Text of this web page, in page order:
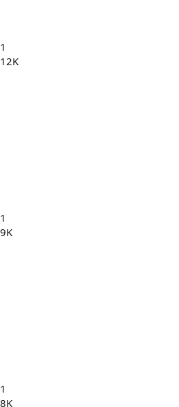
1
12K
1
9K
1
8K